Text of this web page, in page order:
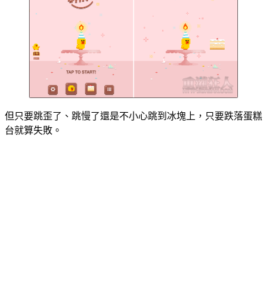
但只要跳歪了、跳慢了還是不小心跳到冰塊上，只要跌落蛋糕
台就算失敗。